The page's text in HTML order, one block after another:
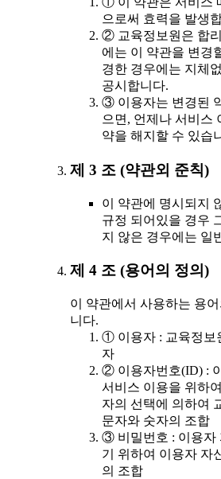
으로써 효력을 발생
② 교육정보원은 합
에는 이 약관을 변경
경한 경우에는 지체
공시합니다.
③ 이용자는 변경된
으면, 언제나 서비스
약을 해지할 수 있습
제 3 조 (약관외 준칙)
이 약관에 명시되지
규정 되어있을 경우
지 않은 경우에는 일
제 4 조 (용어의 정의)
이 약관에서 사용하는 용
니다.
① 이용자 : 교육정보
자
② 이용자번호(ID) :
서비스 이용을 위하
자의 선택에 의하여
문자와 숫자의 조합
③ 비밀번호 : 이용자
기 위하여 이용자 자
의 조합